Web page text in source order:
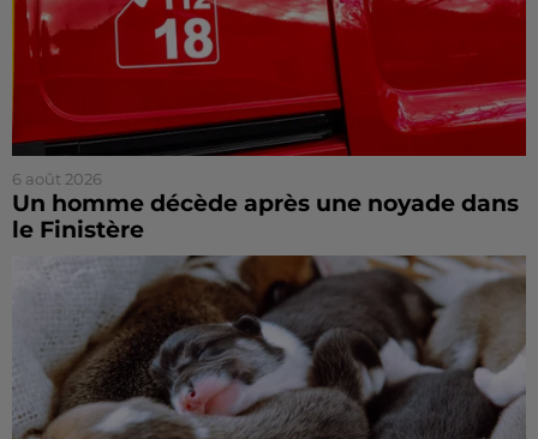
6 août 2026
Un homme décède après une noyade dans
le Finistère